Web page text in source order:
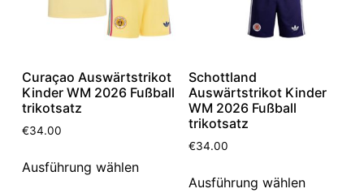
Curaçao Auswärtstrikot
Kinder WM 2026 Fußball
trikotsatz
€34.00
Ausführung wählen
Schottland
Auswärtstrikot Kinder
WM 2026 Fußball
trikotsatz
€34.00
Ausführung wählen